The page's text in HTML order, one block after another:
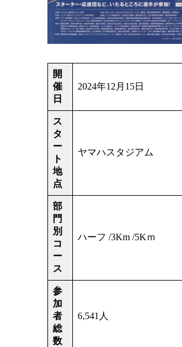
開
催
日
2024年12月15日
ス
タ
ー
ト
地
点
ヤマハスタジアム
部
門
別
コ
ー
ス
ハーフ /3Km /5Kｍ
参
加
者
総
数
6,541人